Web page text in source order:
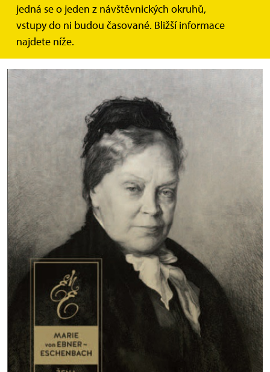
jedná se o jeden z návštěvnických okruhů,
vstupy do ni budou časované. Bližší informace
najdete níže.
Vážení pedagogové, studenti,
zveme Vás na výstavu o podivuhodné ženě, spisovatelce
Marii von Ebner Eschenbachové!